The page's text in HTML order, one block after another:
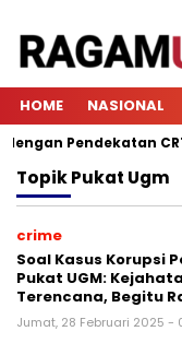
HOME NASIONAL
Pendekatan
TopikPukat Ugm
crime
Soal Kasus Korupsi
Pukat UGM:
Terencana, Begitu
Jumat, 28 Februari 2025 -